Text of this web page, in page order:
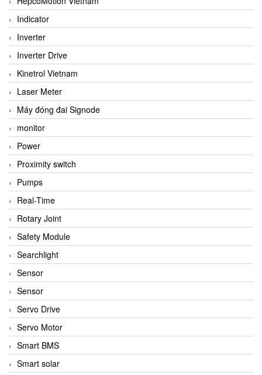
Indicator
Inverter
Inverter Drive
Kinetrol Vietnam
Laser Meter
Máy đóng đai Signode
monitor
Power
Proximity switch
Pumps
Real-Time
Rotary Joint
Safety Module
Searchlight
Sensor
Sensor
Servo Drive
Servo Motor
Smart BMS
Smart solar